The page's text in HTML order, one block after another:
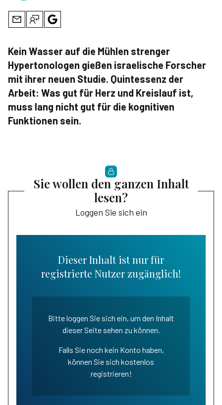
Kein Wasser auf die Mühlen strenger
Hypertonologen gießen israelische Forscher
mit ihrer neuen Studie. Quintessenz der
Arbeit: Was gut für Herz und Kreislauf ist,
muss lang nicht gut für die kognitiven
Funktionen sein.
Sie wollen den ganzen Inhalt
lesen?
Loggen Sie sich ein
Dieser Inhalt ist nur für
registrierte Nutzer zugänglich!
Bitte loggen Sie sich ein, um den Inhalt
dieser Seite sehen zu können.
Falls Sie noch kein Konto haben,
können Sie sich kostenlos
registrieren!